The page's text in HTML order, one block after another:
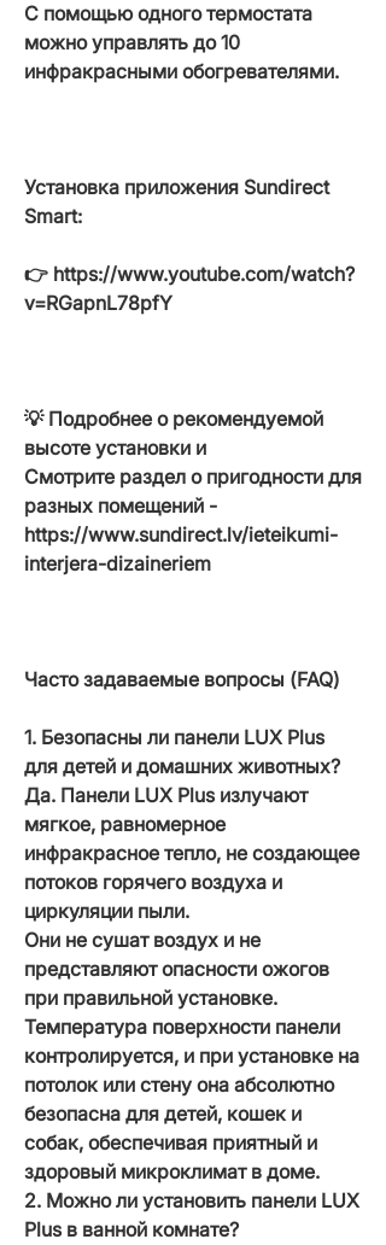
С помощью одного термостата
можно управлять до 10
инфракрасными обогревателями.
Установка приложения Sundirect
Smart:
👉 https://www.youtube.com/watch?
v=RGapnL78pfY
💡 Подробнее о рекомендуемой
высоте установки и
Смотрите раздел о пригодности для
разных помещений -
https://www.sundirect.lv/ieteikumi-
interjera-dizaineriem
Часто задаваемые вопросы (FAQ)
1. Безопасны ли панели LUX Plus
для детей и домашних животных?
Да. Панели LUX Plus излучают
мягкое, равномерное
инфракрасное тепло, не создающее
потоков горячего воздуха и
циркуляции пыли.
Они не сушат воздух и не
представляют опасности ожогов
при правильной установке.
Температура поверхности панели
контролируется, и при установке на
потолок или стену она абсолютно
безопасна для детей, кошек и
собак, обеспечивая приятный и
здоровый микроклимат в доме.
2. Можно ли установить панели LUX
Plus в ванной комнате?